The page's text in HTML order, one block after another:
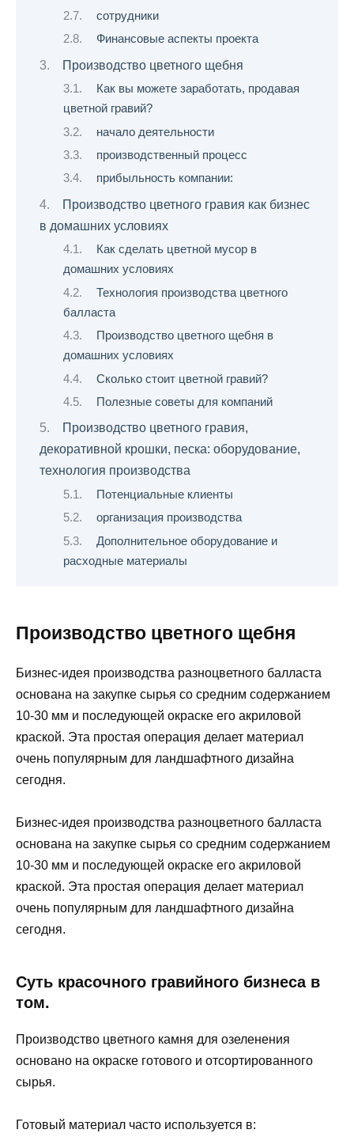
сотрудники
Финансовые аспекты проекта
Производство цветного щебня
Как вы можете заработать, продавая
цветной гравий?
начало деятельности
производственный процесс
прибыльность компании:
Производство цветного гравия как бизнес
в домашних условиях
Как сделать цветной мусор в
домашних условиях
Технология производства цветного
балласта
Производство цветного щебня в
домашних условиях
Сколько стоит цветной гравий?
Полезные советы для компаний
Производство цветного гравия,
декоративной крошки, песка: оборудование,
технология производства
Потенциальные клиенты
организация производства
Дополнительное оборудование и
расходные материалы
Производство цветного щебня
Бизнес-идея производства разноцветного балласта
основана на закупке сырья со средним содержанием
10-30 мм и последующей окраске его акриловой
краской. Эта простая операция делает материал
очень популярным для ландшафтного дизайна
сегодня.
Бизнес-идея производства разноцветного балласта
основана на закупке сырья со средним содержанием
10-30 мм и последующей окраске его акриловой
краской. Эта простая операция делает материал
очень популярным для ландшафтного дизайна
сегодня.
Суть красочного гравийного бизнеса в
том.
Производство цветного камня для озеленения
основано на окраске готового и отсортированного
сырья.
Готовый материал часто используется в: